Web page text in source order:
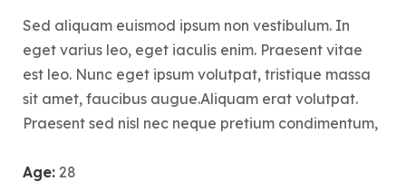
Sed aliquam euismod ipsum non vestibulum. In
eget varius leo, eget iaculis enim. Praesent vitae
est leo. Nunc eget ipsum volutpat, tristique massa
sit amet, faucibus augue.Aliquam erat volutpat.
Praesent sed nisl nec neque pretium condimentum,
Age: 28